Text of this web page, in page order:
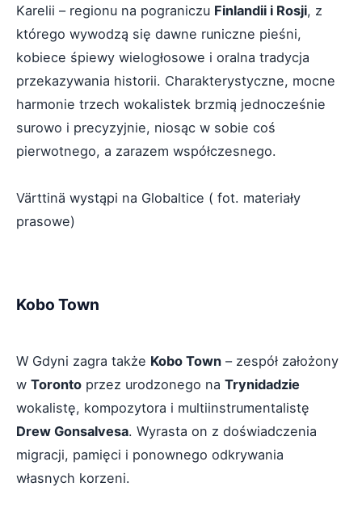
Karelii – regionu na pograniczu Finlandii i Rosji, z
którego wywodzą się dawne runiczne pieśni,
kobiece śpiewy wielogłosowe i oralna tradycja
przekazywania historii. Charakterystyczne, mocne
harmonie trzech wokalistek brzmią jednocześnie
surowo i precyzyjnie, niosąc w sobie coś
pierwotnego, a zarazem współczesnego.
Värttinä wystąpi na Globaltice ( fot. materiały
prasowe)
Kobo Town
W Gdyni zagra także Kobo Town – zespół założony
w Toronto przez urodzonego na Trynidadzie
wokalistę, kompozytora i multiinstrumentalistę
Drew Gonsalvesa. Wyrasta on z doświadczenia
migracji, pamięci i ponownego odkrywania
własnych korzeni.